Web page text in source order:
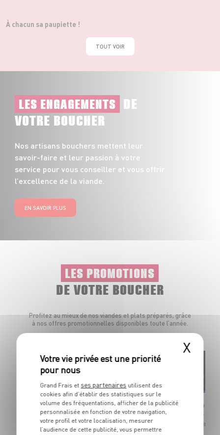
À chacun sa paupiette !
TOUT VOIR
LES ENGAGEMENTS DE
VOTRE BOUCHER
Nos artisans bouchers mettent leur
savoir-faire et leur passion à votre
service pour vous conseiller et vous offrir
l’excellence de la viande.
EN SAVOIR PLUS
LES PROMOTIONS
DE VOTRE BOUCHER
Profitez au mieux de nos viandes et plats préparés, grâce
à nos offres promotionnelles disponibles toute l’année.
France
Cuisse de poulet déjointée
À griller/ à rôtir
Dans la limite des stocks disponibles
Côte de porc
Marinade
Dans la
X
Grand Frais et ses partenaires utilisent des
cookies afin d’établir des statistiques sur le
volume des fréquentations, afficher de la publicité
personnalisée en fonction de votre navigation,
votre profil et votre localisation, mesurer
l’audience de cette publicité, vous permettre